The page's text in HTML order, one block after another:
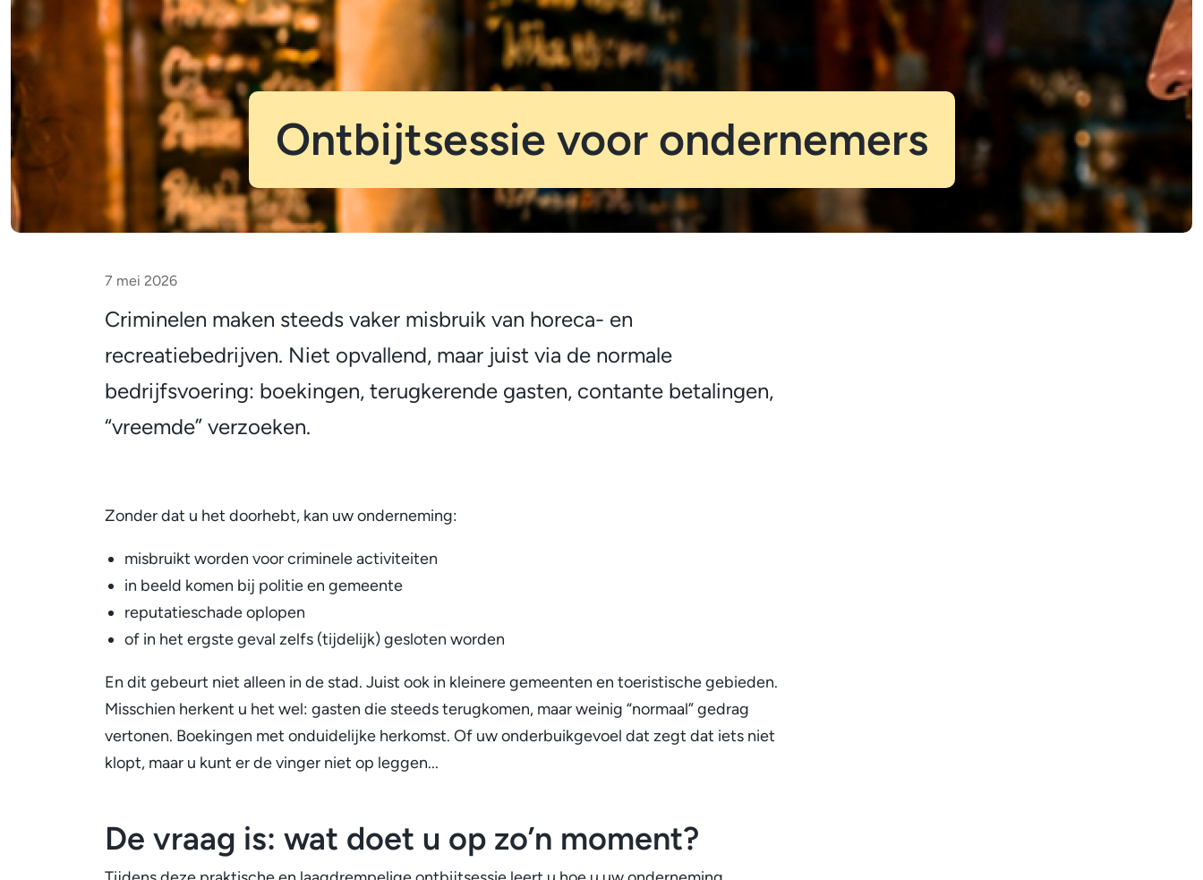
Ontbijtsessie voor ondernemers
ondernemers
7 mei 2026
Criminelen maken steeds vaker misbruik van horeca- en
recreatiebedrijven. Niet opvallend, maar juist via de normale
bedrijfsvoering: boekingen, terugkerende gasten, contante betalingen,
“vreemde” verzoeken.
Zonder dat u het doorhebt, kan uw onderneming:
misbruikt worden voor criminele activiteiten
in beeld komen bij politie en gemeente
reputatieschade oplopen
of in het ergste geval zelfs (tijdelijk) gesloten worden
En dit gebeurt niet alleen in de stad. Juist ook in kleinere gemeenten en toeristische gebieden.
Misschien herkent u het wel: gasten die steeds terugkomen, maar weinig “normaal” gedrag
vertonen. Boekingen met onduidelijke herkomst. Of uw onderbuikgevoel dat zegt dat iets niet
klopt, maar u kunt er de vinger niet op leggen...
De vraag is: wat doet u op zo’n moment?